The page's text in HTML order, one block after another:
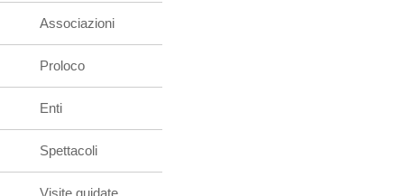
Associazioni
Proloco
Enti
Spettacoli
Visite guidate